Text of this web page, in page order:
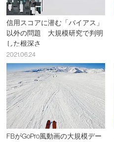
信用スコアに潜む「バイアス」
以外の問題 大規模研究で判明
した根深さ
2021.06.24
FBがGoPro風動画の大規模デー